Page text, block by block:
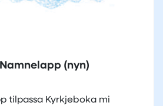
(nyn)
tilpassa Kyrkjeboka mi